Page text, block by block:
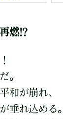
燃!?
。
和が崩れ、
垂れ込める。